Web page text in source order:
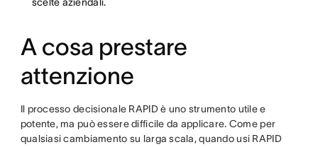
A cosa prestare
attenzione
Il processo decisionale RAPID è uno strumento utile e
potente, ma può essere difficile da applicare. Come per
qualsiasi cambiamento su larga scala, quando usi RAPID